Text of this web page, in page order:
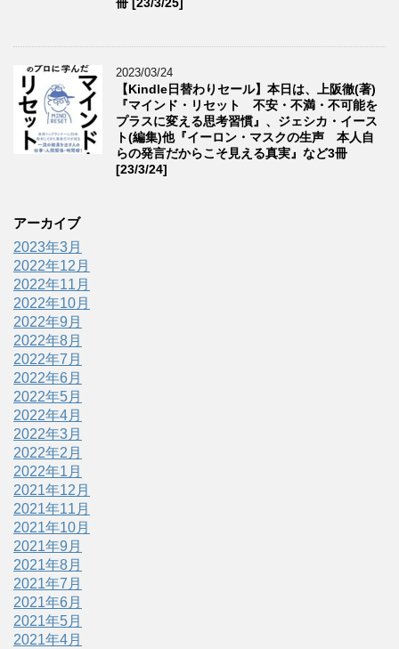
2023/03/24
【Kindle日替わりセール】本日は、上阪徹(著)
『マインド・リセット 不安・不満・不可能を
プラスに変える思考習慣』、ジェシカ・イース
ト(編集)他『イーロン・マスクの生声 本人自
らの発言だからこそ見える真実』など3冊
[23/3/24]
アーカイブ
2023年3月
2022年12月
2022年11月
2022年10月
2022年9月
2022年8月
2022年7月
2022年6月
2022年5月
2022年4月
2022年3月
2022年2月
2022年1月
2021年12月
2021年11月
2021年10月
2021年9月
2021年8月
2021年7月
2021年6月
2021年5月
2021年4月